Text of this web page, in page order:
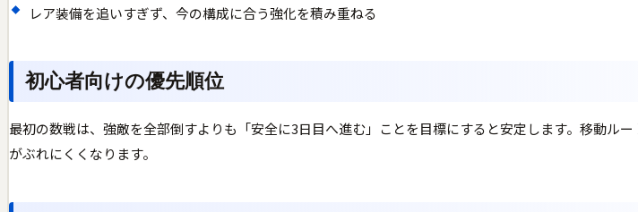
レア装備を追いすぎず、今の構成に合う強化を積み重ねる
初心者向けの優先順位
最初の数戦は、強敵を全部倒すよりも「安全に3日目へ進む」ことを目標にすると安定します。移動ル
がぶれにくくなります。